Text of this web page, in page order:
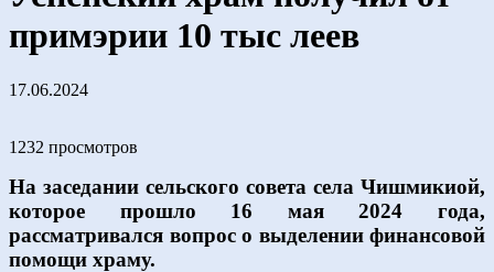
примэрии 10 тыс леев
17.06.2024
1232 просмотров
На заседании сельского совета села Чишмикиой,
которое прошло 16 мая 2024 года,
рассматривался вопрос о выделении финансовой
помощи храму.